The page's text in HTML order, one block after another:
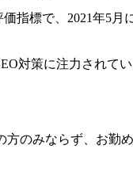
指標で、2021年5
対策に注力されて
のみならず、お勤